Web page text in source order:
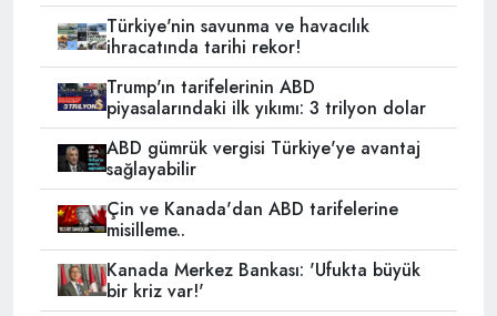
Türkiye'nin savunma ve havacılık
ihracatında tarihi rekor!
Trump'ın tarifelerinin ABD
piyasalarındaki ilk yıkımı: 3 trilyon dolar
ABD gümrük vergisi Türkiye'ye avantaj
sağlayabilir
Çin ve Kanada'dan ABD tarifelerine
misilleme..
Kanada Merkez Bankası: 'Ufukta büyük
bir kriz var!'